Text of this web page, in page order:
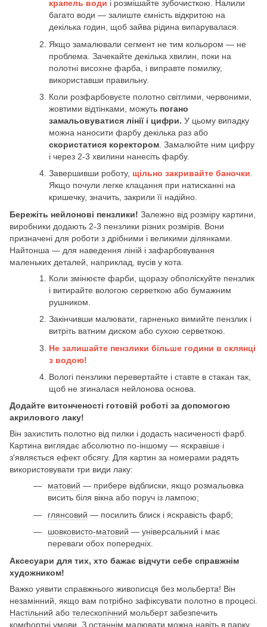
крапель води і розмішайте зубочисткою. Налили
багато води — залиште ємність відкритою на
декілька годин, щоб зайва рідина випарувалася.
Якщо замалювали сегмент не тим кольором — не
проблема. Зачекайте декілька хвилин, поки на
полотні висохне фарба, і виправте помилку,
використавши правильну.
Коли розфарбовуєте полотно світлими, червоними,
жовтими відтінками, можуть погано
замальовуватися лінії і цифри. У цьому випадку
можна наносити фарбу декілька раз або
скористатися коректором . Замалюйте ним цифру
і через 2-3 хвилини нанесіть фарбу.
Завершивши роботу, щільно закривайте баночки.
Якщо почули легке клацання при натисканні на
кришечку, значить, закрили її надійно.
Бережіть нейлонові пензлики! Залежно від розміру картини,
виробники додають 2-3 пензлики різних розмірів. Вони
призначені для роботи з дрібними і великими ділянками.
Найтонша — для наведення ліній і зафарбовування
маленьких деталей, наприклад, вусів у кота.
Коли змінюєте фарби, щоразу обполіскуйте пензлик
і витирайте вологою серветкою або бумажним
рушником.
Закінчивши малювати, гарненько вимийте пензлик і
витріть ватним диском або сухою серветкою.
Не залишайте пензлики більше години в склянці
з водою!
Вологі пензлики перевертайте і ставте в стакан так,
щоб не згиналася нейлонова основа.
Додайте витонченості готовій роботі за допомогою
акрилового лаку!
Він захистить полотно від пилки і додасть насиченості фарб.
Картина виглядає абсолютно по-іншому — яскравіше і
з'являється ефект обсягу. Для картин за номерами радять
використовувати три види лаку:
матовий — прибере відблиски, якщо розмальовка
висить біля вікна або поруч із лампою;
глянсовий — посилить блиск і яскравість фарб;
шовковисто-матовий — універсальний і має
переваги обох попередніх.
Аксесуари для тих, хто бажає відчути себе справжнім
художником!
Важко уявити справжнього живописця без мольберта! Він
незамінний, якщо вам потрібно зафіксувати полотно в процесі.
Настільний або телескопічний мольберт забезпечить
комфортні умови. З останнім малювати можна навіть в парку.